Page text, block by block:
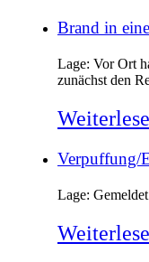
Brand in
Lage: Vor Ort
zunächst den
Verpuffung/
Lage: